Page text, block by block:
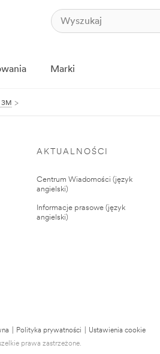
Marki
3M
AKTUALNOŚCI
Centrum Wiadomości (język
angielski)
Informacje prasowe (język
angielski)
Polityka prywatności
Ustawienia cookie
prawa zastrzeżone.